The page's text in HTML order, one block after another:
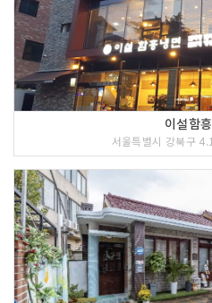
이설함
서울특별시 강북구